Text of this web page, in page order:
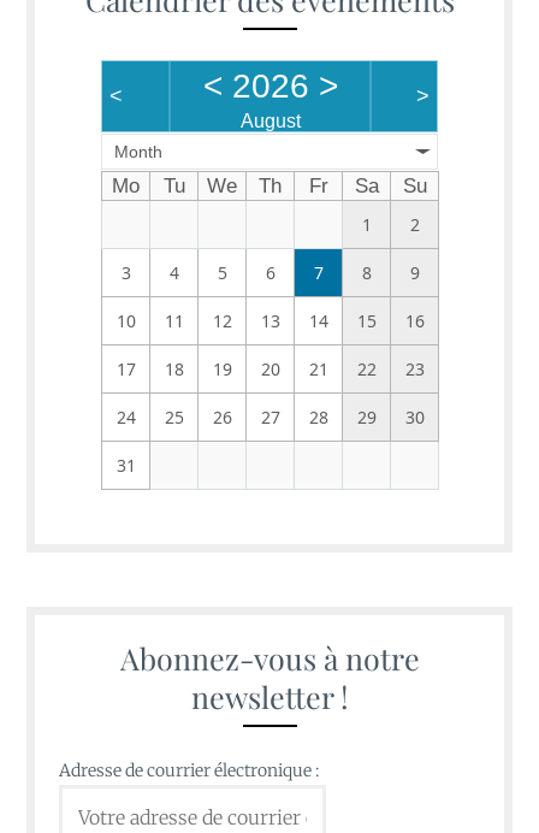
< < 2026 >
August
>
Month
Mo Tu We Th Fr Sa
Su
1
2
3 4 5 6 7 8 9
10 11 12 13 14 15 16
17 18 19 20 21 22 23
24 25 26 27 28 29 30
31
Abonnez-vous à notre
newsletter !
Adresse de courrier électronique :